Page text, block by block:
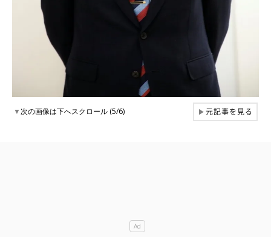
▼次の画像は下へスクロール (5/6) ▶元記事を見る